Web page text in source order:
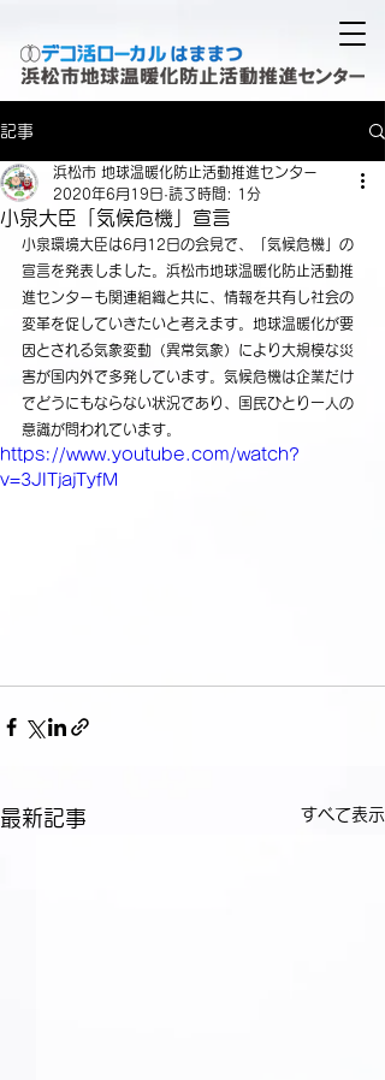
記事
小泉大臣「気候危機」宣言
浜松市 地球温暖化防止活動推進センター
2020年6月19日 読了時間: 1分
小泉環境大臣は6月12日の会見で、「気候危機」の
宣言を発表しました。浜松市地球温暖化防止活動推
進センターも関連組織と共に、情報を共有し社会の
変革を促していきたいと考えます。地球温暖化が要
因とされる気象変動（異常気象）により大規模な災
害が国内外で多発しています。気候危機は企業だけ
でどうにもならない状況であり、国民ひとり一人の
意識が問われています。
https://www.youtube.com/watch?
v=3JITjajTyfM
最新記事 すべて表示